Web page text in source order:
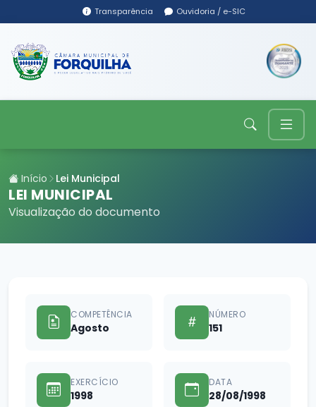
Transparência Ouvidoria / e-SIC
Início Lei Municipal
LEI MUNICIPAL
Visualização do documento
COMPETÊNCIA
Agosto
NÚMERO
151
EXERCÍCIO
1998
DATA
28/08/1998